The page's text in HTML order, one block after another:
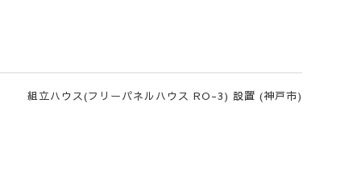
組立ハウス(フリーパネルハウス RO-3) 設置 (神戸市)